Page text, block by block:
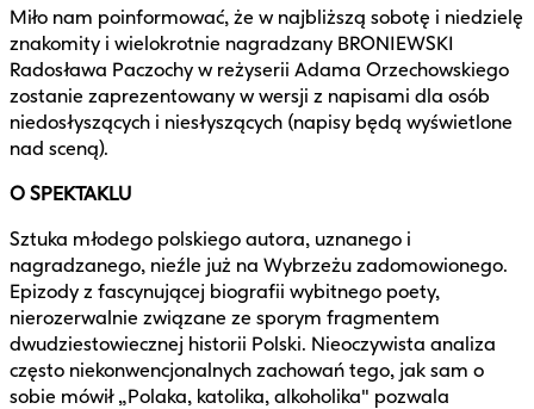
Miło nam poinformować, że w najbliższą sobotę i niedzielę
znakomity i wielokrotnie nagradzany BRONIEWSKI
Radosława Paczochy w reżyserii Adama Orzechowskiego
zostanie zaprezentowany w wersji z napisami dla osób
niedosłyszących i niesłyszących (napisy będą wyświetlone
nad sceną).
O SPEKTAKLU
Sztuka młodego polskiego autora, uznanego i
nagradzanego, nieźle już na Wybrzeżu zadomowionego.
Epizody z fascynującej biografii wybitnego poety,
nierozerwalnie związane ze sporym fragmentem
dwudziestowiecznej historii Polski. Nieoczywista analiza
często niekonwencjonalnych zachowań tego, jak sam o
sobie mówił „Polaka, katolika, alkoholika" pozwala